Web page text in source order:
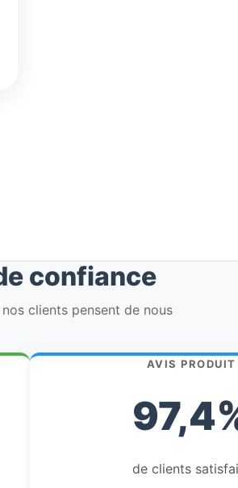
confiance
clients pensent de nous
AVIS PRODUIT
de clients